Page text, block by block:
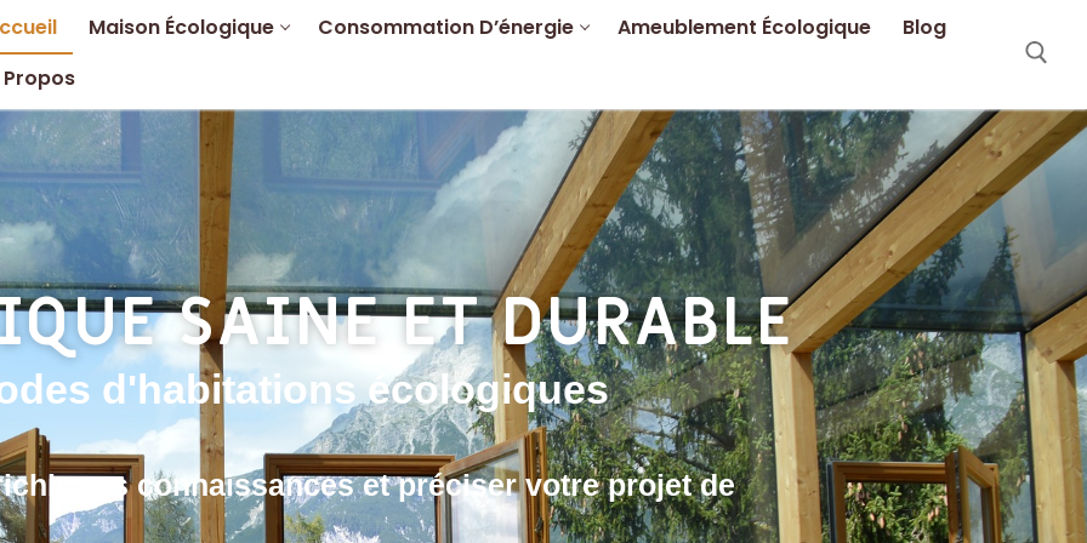
Maison Écologique Consommation D’énergie Ameublement Écologique
Blog
Propos
SAINE ET DURABLE
d'habitations écologiques
vos connaissances et préciser votre projet de